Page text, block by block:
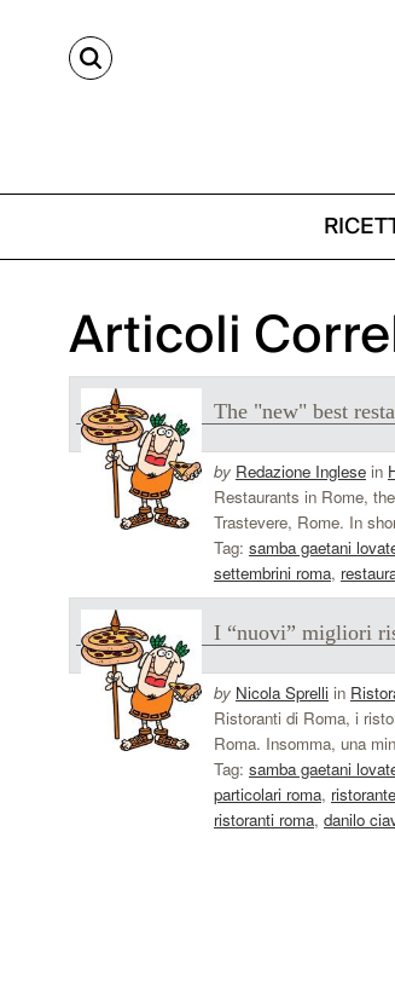
CERCA
Articoli
The "new" best
by Redazione Inglese in
Restaurants in Rome,
Trastevere, Rome. In
Tag: samba gaetani
settembrini roma,
I “nuovi” migliori
by Nicola Sprelli in
Ristoranti di Roma, i
Roma. Insomma, una
Tag: samba gaetani
particolari roma,
ristoranti roma, danilo